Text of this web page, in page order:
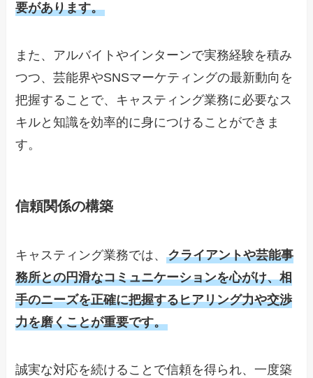
要があります。
また、アルバイトやインターンで実務経験を積み
つつ、芸能界やSNSマーケティングの最新動向を
把握することで、キャスティング業務に必要なス
キルと知識を効率的に身につけることができま
す。
信頼関係の構築
キャスティング業務では、クライアントや芸能事
務所との円滑なコミュニケーションを心がけ、相
手のニーズを正確に把握するヒアリング力や交渉
力を磨くことが重要です。
誠実な対応を続けることで信頼を得られ、一度築